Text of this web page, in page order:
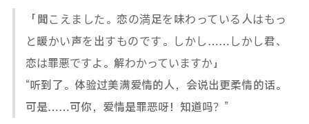
「聞こえました。恋の満足を味わっている人はもっ
と暖かい声を出すものです。しかし……しかし君、
恋は罪悪ですよ。解わかっていますか」
“听到了。体验过美满爱情的人，会说出更柔情的话。
可是……可你，爱情是罪恶呀！知道吗？”